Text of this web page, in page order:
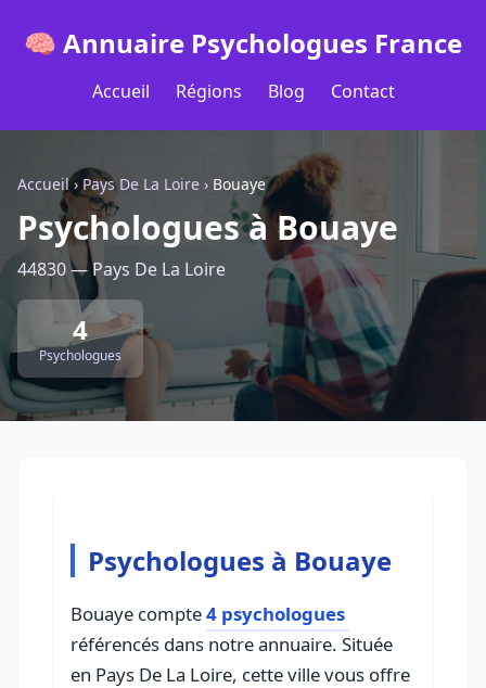
🧠 Annuaire Psychologues France
Accueil Régions Blog Contact
Accueil› Pays De La Loire › Bouaye
Psychologues à Bouaye
44830 — Pays De La Loire
4
Psychologues
Psychologues à Bouaye
Bouaye compte4 psychologues
référencés dans notre annuaire. Située
en Pays De La Loire, cette ville vous offre